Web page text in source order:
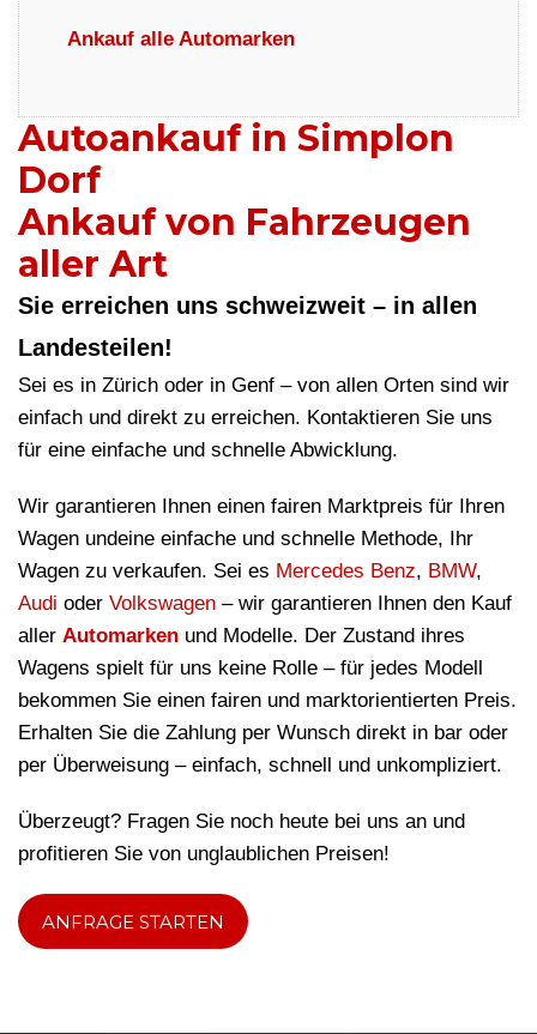
Ankauf alle Automarken
Autoankauf in Simplon
Dorf
Ankauf von Fahrzeugen
aller Art
Sie erreichen uns schweizweit – in allen
Landesteilen!
Sei es in Zürich oder in Genf – von allen Orten sind wir
einfach und direkt zu erreichen. Kontaktieren Sie uns
für eine einfache und schnelle Abwicklung.
Wir garantieren Ihnen einen fairen Marktpreis für Ihren
Wagen undeine einfache und schnelle Methode, Ihr
Wagen zu verkaufen. Sei es Mercedes Benz, BMW,
Audi oder Volkswagen – wir garantieren Ihnen den Kauf
aller Automarken und Modelle. Der Zustand ihres
Wagens spielt für uns keine Rolle – für jedes Modell
bekommen Sie einen fairen und marktorientierten Preis.
Erhalten Sie die Zahlung per Wunsch direkt in bar oder
per Überweisung – einfach, schnell und unkompliziert.
Überzeugt? Fragen Sie noch heute bei uns an und
profitieren Sie von unglaublichen Preisen!
ANFRAGE STARTEN